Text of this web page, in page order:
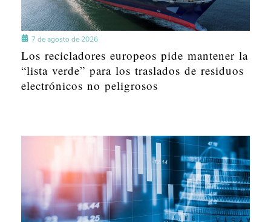
7 de agosto de 2026
Los recicladores europeos pide mantener la
“lista verde” para los traslados de residuos
electrónicos no peligrosos